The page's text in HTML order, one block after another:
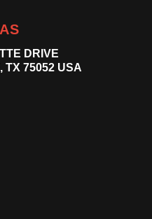
DRIVE
TX 75052 USA